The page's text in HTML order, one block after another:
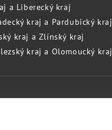
a Liberecký kraj
kraj a Pardubický kraj
kraj a Zlínský kraj
kraj a Olomoucký kraj